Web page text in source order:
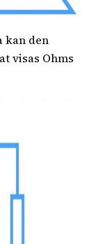
kan den
visas Ohms